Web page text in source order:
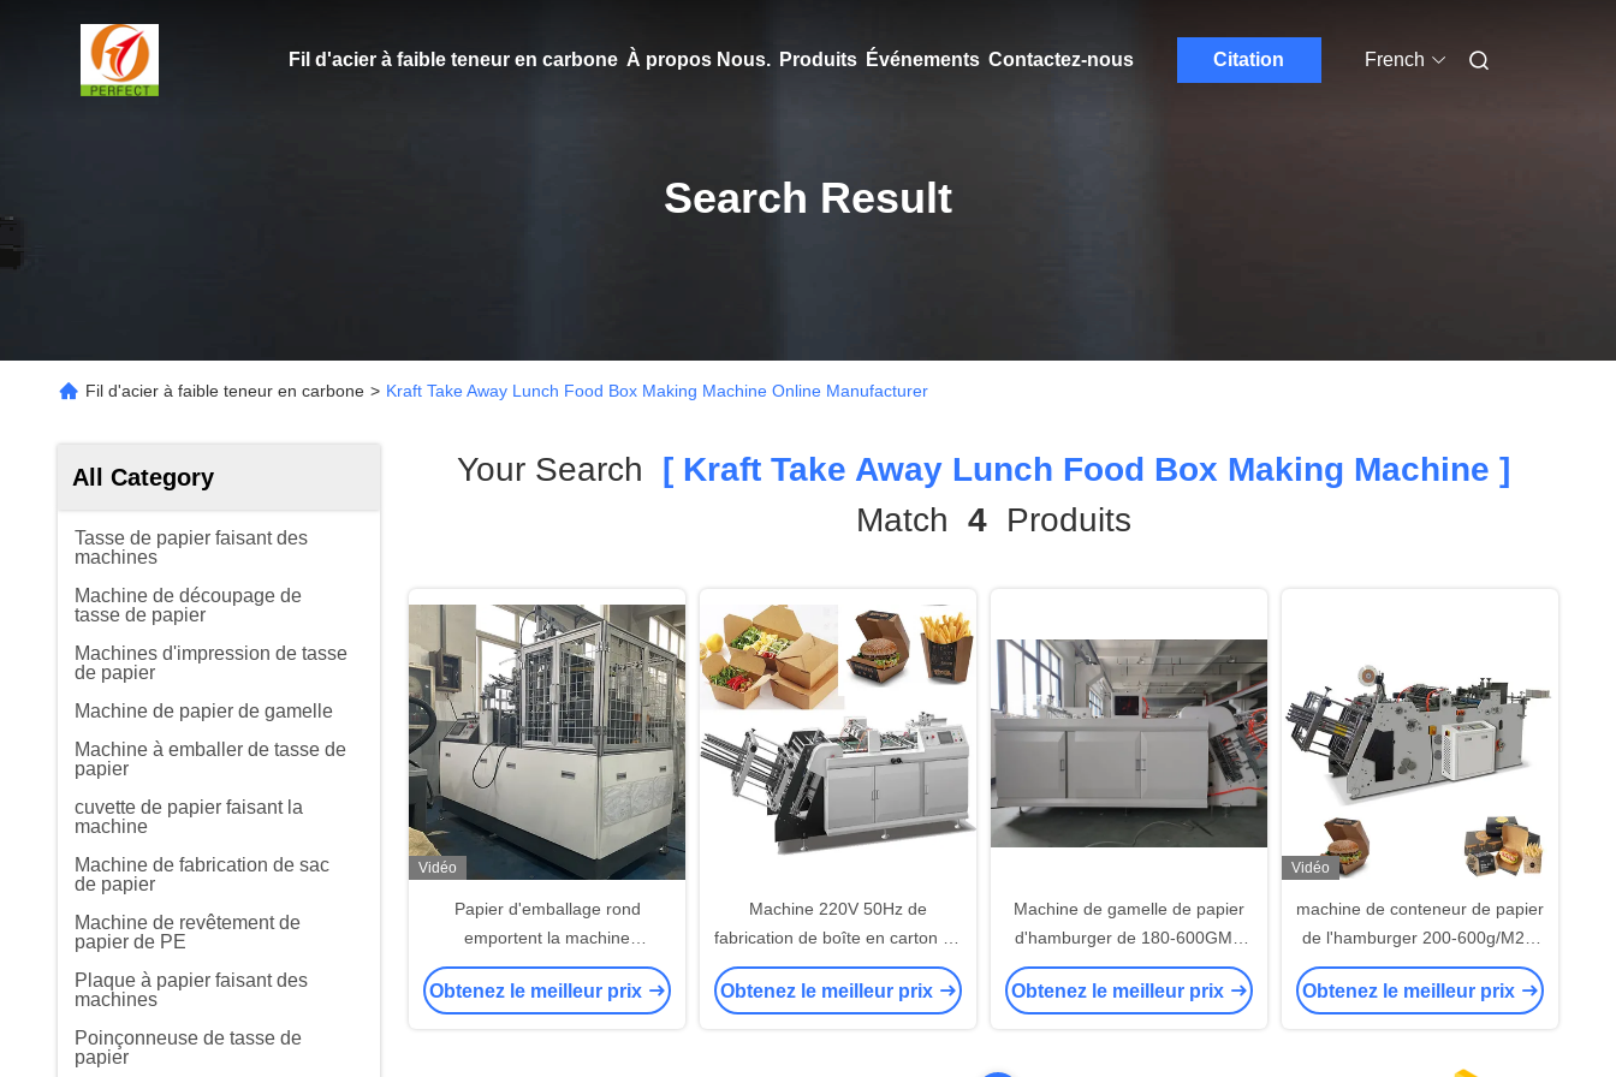
Fil d'acier à faible teneur en carbone À propos Nous. Produits Événements Contactez-nous Citation French
Search Result
Fil d'acier à faible teneur en carbone > Kraft Take Away Lunch Food Box Making Machine Online Manufacturer
All Category
Tasse de papier faisant des
machines
Machine de découpage de
tasse de papier
Machines d'impression de tasse
de papier
Machine de papier de gamelle
Machine à emballer de tasse de
papier
cuvette de papier faisant la
machine
Machine de fabrication de sac
de papier
Machine de revêtement de
papier de PE
Plaque à papier faisant des
machines
Poinçonneuse de tasse de
papier
Your Search [ Kraft Take Away Lunch Food Box Making Machine ]
Match 4Produits
Vidéo
Papier d'emballage rond
emportent la machine
entièrement automatique de
cuvette de papier de machine
Obtenez le meilleur prix
Machine 220V 50Hz de
fabrication de boîte en carton de
carton de repas
Obtenez le meilleur prix
Machine de gamelle de papier
d'hamburger de 180-600GMS
Papier d'emballage pour
l'emballage alimentaire
Obtenez le meilleur prix
Vidéo
machine de conteneur de papier
de l'hamburger 200-600g/M2 à
faible bruit
Obtenez le meilleur prix